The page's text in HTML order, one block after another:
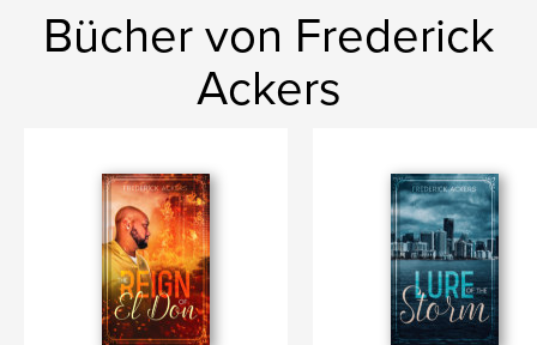
Bücher von Frederick
Ackers